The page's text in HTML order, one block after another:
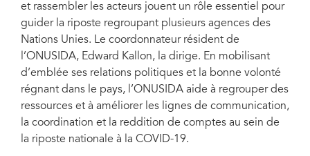
Nigeria, aéroport international de Nnamdi Azikiwe à Abuja : signature et
et rassembler les acteurs jouent un rôle essentiel pour
guider la riposte regroupant plusieurs agences des
Nations Unies. Le coordonnateur résident de
l’ONUSIDA, Edward Kallon, la dirige. En mobilisant
d’emblée ses relations politiques et la bonne volonté
régnant dans le pays, l’ONUSIDA aide à regrouper des
ressources et à améliorer les lignes de communication,
la coordination et la reddition de comptes au sein de
la riposte nationale à la COVID-19.